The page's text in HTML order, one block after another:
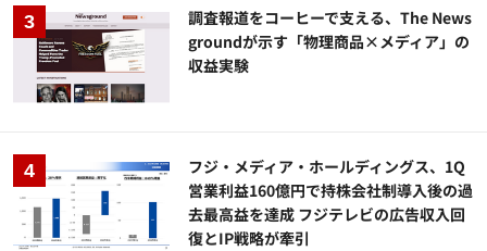
調査報道をコーヒーで支える、The News
groundが示す「物理商品×メディア」の
収益実験
フジ・メディア・ホールディングス、1Q
営業利益160億円で持株会社制導入後の過
去最高益を達成 フジテレビの広告収入回
復とIP戦略が牽引